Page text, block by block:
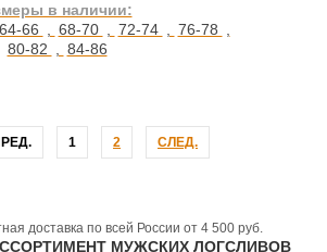
в наличии:
64-66 , 68-70 , 72-74 , 76-78 ,
80-82 , 84-86
1 2 СЛЕД.
МУЖСКИХ ЛОГСЛИВОВ